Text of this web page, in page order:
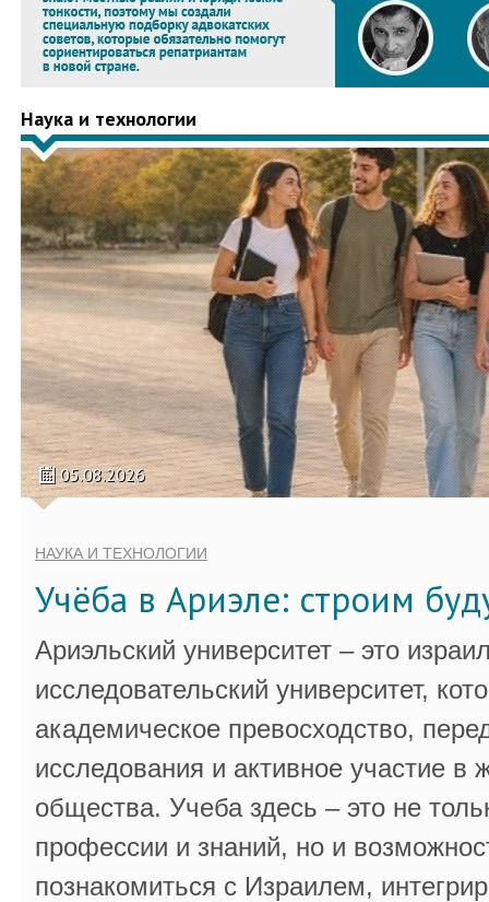
Наука и технологии
05.08.2026
НАУКА И ТЕХНОЛОГИИ
Учёба в Ариэле: строим
Ариэльский университет – это
исследовательский университет,
академическое превосходство,
исследования и активное участие в
общества. Учеба здесь – это не
профессии и знаний, но и
познакомиться с Израилем,